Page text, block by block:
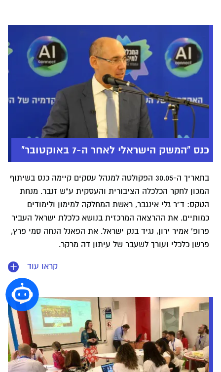
כנס "המשק הישראלי לאחר ה-7 באוקטובר"
בתאריך ה-30.05 הפקולטה למנהל עסקים קיימה כנס בשיתוף
המכון לחקר הכלכלה הציבורית והעסקית ע"ש זנבר. מנחת
הטקס: ד"ר גלי אינגבר, ראשת המחלקה למימון ולימודים
כמותיים. את ההרצאה המרכזית בנושא כלכלת ישראל העביר
פרופ' אמיר ירון, נגיד בנק ישראל. את הפאנל הנחה סמי פרץ,
פרשן כלכלי ועורך לשעבר של עיתון דה מרקר.
קראו עוד